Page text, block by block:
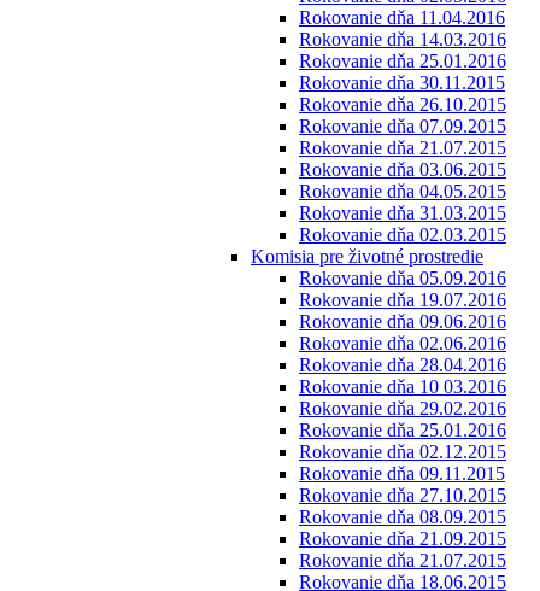
Rokovanie dňa 11.04.2016
Rokovanie dňa 14.03.2016
Rokovanie dňa 25.01.2016
Rokovanie dňa 30.11.2015
Rokovanie dňa 26.10.2015
Rokovanie dňa 07.09.2015
Rokovanie dňa 21.07.2015
Rokovanie dňa 03.06.2015
Rokovanie dňa 04.05.2015
Rokovanie dňa 31.03.2015
Rokovanie dňa 02.03.2015
Komisia pre životné prostredie
Rokovanie dňa 05.09.2016
Rokovanie dňa 19.07.2016
Rokovanie dňa 09.06.2016
Rokovanie dňa 02.06.2016
Rokovanie dňa 28.04.2016
Rokovanie dňa 10 03.2016
Rokovanie dňa 29.02.2016
Rokovanie dňa 25.01.2016
Rokovanie dňa 02.12.2015
Rokovanie dňa 09.11.2015
Rokovanie dňa 27.10.2015
Rokovanie dňa 08.09.2015
Rokovanie dňa 21.09.2015
Rokovanie dňa 21.07.2015
Rokovanie dňa 18.06.2015